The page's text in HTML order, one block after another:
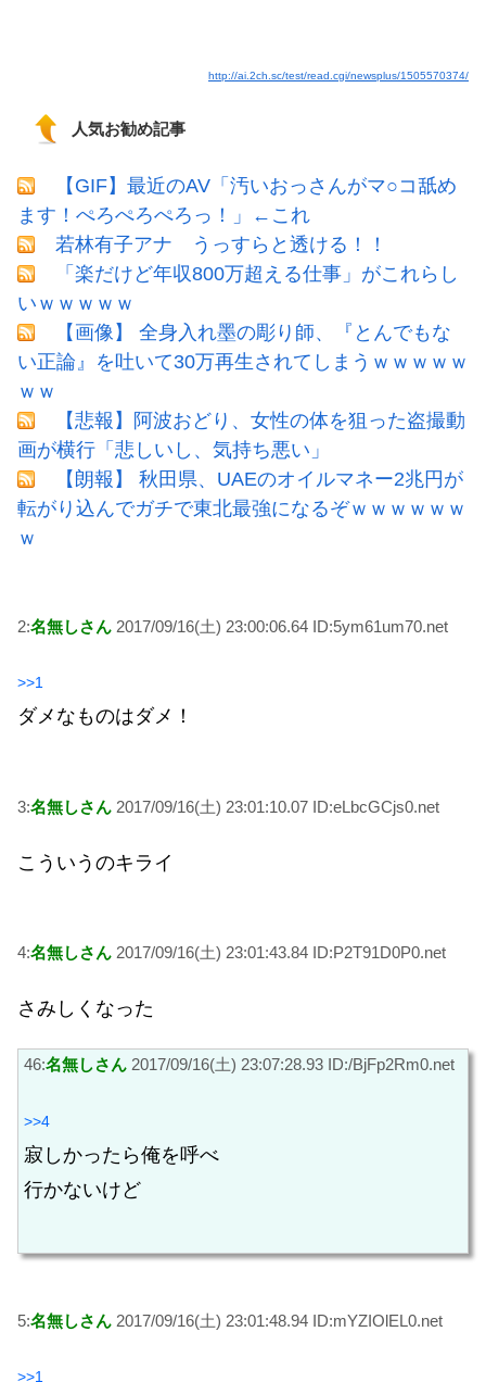
http://ai.2ch.sc/test/read.cgi/newsplus/1505570374/
人気お勧め記事
【GIF】最近のAV「汚いおっさんがマ○コ舐め
ます！ぺろぺろぺろっ！」←これ
若林有子アナ うっすらと透ける！！
「楽だけど年収800万超える仕事」がこれらし
いｗｗｗｗｗ
【画像】 全身入れ墨の彫り師、『とんでもな
い正論』を吐いて30万再生されてしまうｗｗｗｗｗ
ｗｗ
【悲報】阿波おどり、女性の体を狙った盗撮動
画が横行「悲しいし、気持ち悪い」
【朗報】 秋田県、UAEのオイルマネー2兆円が
転がり込んでガチで東北最強になるぞｗｗｗｗｗｗ
ｗ
2:名無しさん 2017/09/16(土) 23:00:06.64 ID:5ym61um70.net
>>1
ダメなものはダメ！
3:名無しさん 2017/09/16(土) 23:01:10.07 ID:eLbcGCjs0.net
こういうのキライ
4:名無しさん 2017/09/16(土) 23:01:43.84 ID:P2T91D0P0.net
さみしくなった
46:名無しさん 2017/09/16(土) 23:07:28.93 ID:/BjFp2Rm0.net
>>4
寂しかったら俺を呼べ
行かないけど
5:名無しさん 2017/09/16(土) 23:01:48.94 ID:mYZIOlEL0.net
>>1